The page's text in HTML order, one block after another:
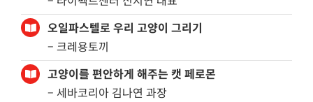
오일파스텔로 우리 고양이 그리기
– 크레용토끼
고양이를 편안하게 해주는 캣 페로몬
– 세바코리아 김나연 과장